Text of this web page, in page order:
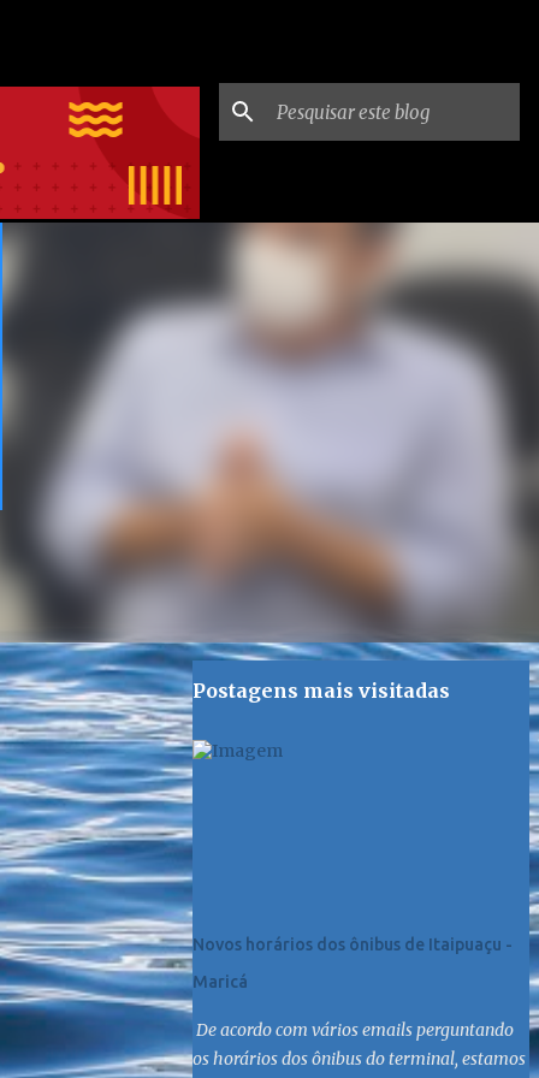
Postagens mais visitadas
Novos horários dos ônibus de Itaipuaçu -
Maricá
De acordo com vários emails perguntando
os horários dos ônibus do terminal, estamos